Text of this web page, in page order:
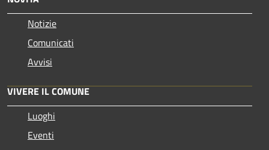
Notizie
Comunicati
Avvisi
VIVERE IL COMUNE
Luoghi
Eventi